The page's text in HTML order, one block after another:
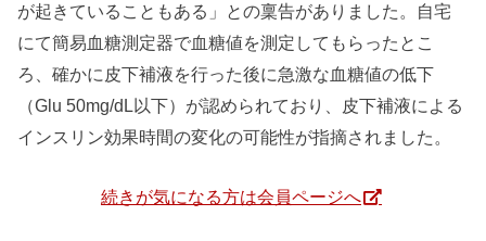
が起きていることもある」との稟告がありました。自宅
にて簡易血糖測定器で血糖値を測定してもらったとこ
ろ、確かに皮下補液を行った後に急激な血糖値の低下
（Glu 50mg/dL以下）が認められており、皮下補液による
インスリン効果時間の変化の可能性が指摘されました。
続きが気になる方は会員ページへ